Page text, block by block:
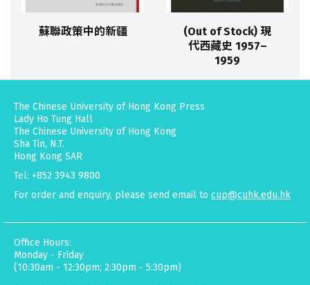
蘇聯政策中的新疆
(Out of Stock) 現
代西藏史 1957–
1959
The Chinese University of Hong Kong Press
Lady Ho Tung Hall
The Chinese University of Hong Kong
Sha Tin, N.T.
Hong Kong SAR
Tel: +852 3943 9800
For order and enquiry, please send email to cup@cuhk.edu.hk
Office Hours:
Monday - Friday
(10:30am - 12:30pm; 2:30pm - 5:30pm)